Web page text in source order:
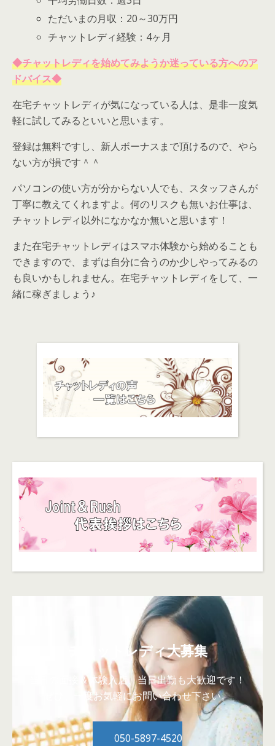
ただいまの月収：20～30万円
チャットレディ経験：4ヶ月
◆チャットレディを始めてみようか迷っている方へのア
ドバイス◆
在宅チャットレディが気になっている人は、是非一度気
軽に試してみるといいと思います。
登録は無料ですし、新人ボーナスまで頂けるので、やら
ない方が損です＾＾
パソコンの使い方が分からない人でも、スタッフさんが
丁寧に教えてくれますよ。何のリスクも無いお仕事は、
チャットレディ以外になかなか無いと思います！
また在宅チャットレディはスマホ体験から始めることも
できますので、まずは自分に合うのか少しやってみるの
も良いかもしれません。在宅チャットレディをして、一
緒に稼ぎましょう♪
チャットレディ大募集
当日の面接＆体験入店、当日出勤も大歓迎です！
ぜひ、一度お気軽にお問い合わせ下さい。
050-5897-4520